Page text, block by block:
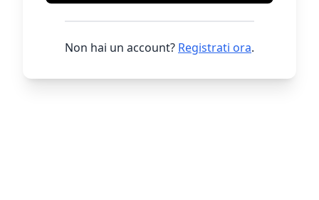
Non hai un account? Registrati ora.